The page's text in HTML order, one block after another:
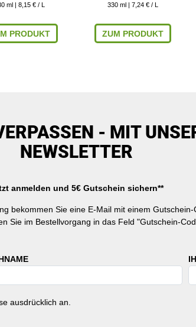
ml | 8,15 € / L
PRODUKT
330 ml | 7,24 € / L
ZUM PRODUKT
- MIT
NEWSLETTER
anmelden und 5€ Gutschein sichern**
bekommen Sie eine E-Mail mit einem Gutschein-
Sie im Bestellvorgang in das Feld "Gutschein-
ausdrücklich an.